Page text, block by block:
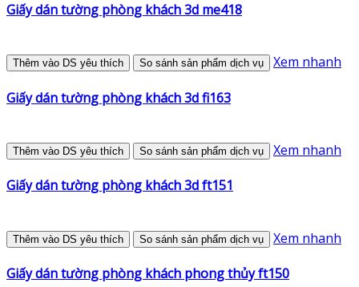
Giấy dán tường phòng khách 3d me418
Thêm vào DS yêu thích So sánh sản phẩm dịch vụ Xem nhanh
Giấy dán tường phòng khách 3d fi163
Thêm vào DS yêu thích So sánh sản phẩm dịch vụ Xem nhanh
Giấy dán tường phòng khách 3d ft151
Thêm vào DS yêu thích So sánh sản phẩm dịch vụ Xem nhanh
Giấy dán tường phòng khách phong thủy ft150